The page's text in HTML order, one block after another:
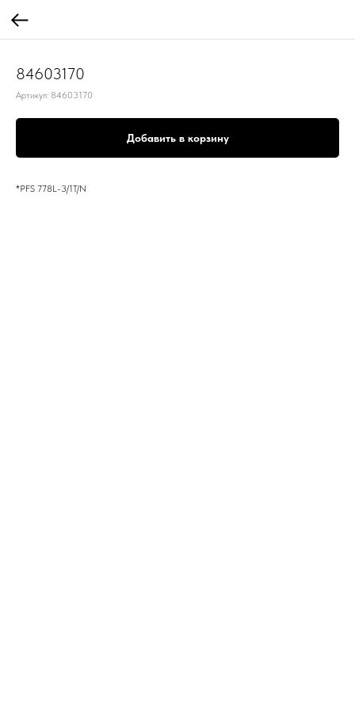
84603170
Артикул: 84603170
Добавить в корзину
*PFS 778L-3/1T/N